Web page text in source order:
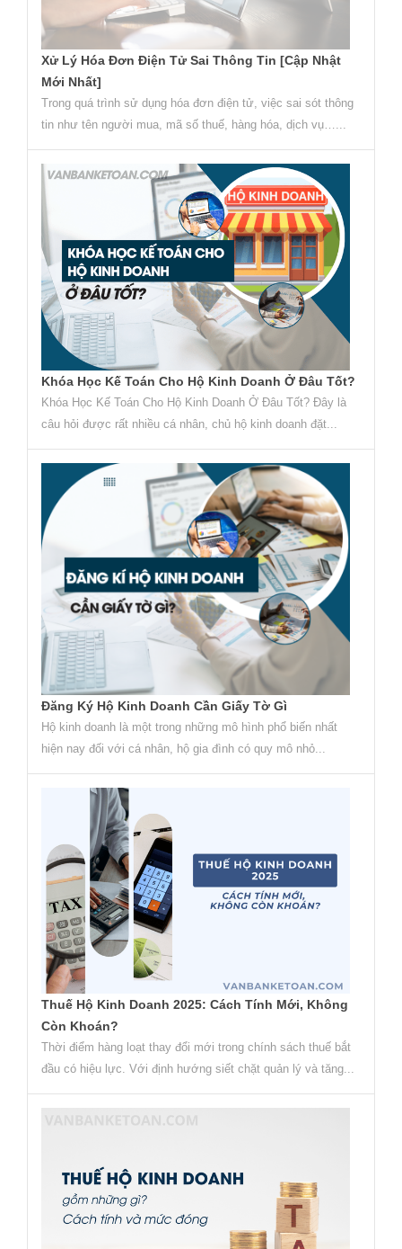
Xử Lý Hóa Đơn Điện Tử Sai Thông Tin [Cập Nhật
Mới Nhất]
Trong quá trình sử dụng hóa đơn điện tử, việc sai sót thông
tin như tên người mua, mã số thuế, hàng hóa, dịch vụ…...
Khóa Học Kế Toán Cho Hộ Kinh Doanh Ở Đâu Tốt?
Khóa Học Kế Toán Cho Hộ Kinh Doanh Ở Đâu Tốt? Đây là
câu hỏi được rất nhiều cá nhân, chủ hộ kinh doanh đặt...
Đăng Ký Hộ Kinh Doanh Cần Giấy Tờ Gì
Hộ kinh doanh là một trong những mô hình phổ biến nhất
hiện nay đối với cá nhân, hộ gia đình có quy mô nhỏ...
Thuế Hộ Kinh Doanh 2025: Cách Tính Mới, Không
Còn Khoán?
Thời điểm hàng loạt thay đổi mới trong chính sách thuế bắt
đầu có hiệu lực. Với định hướng siết chặt quản lý và tăng...